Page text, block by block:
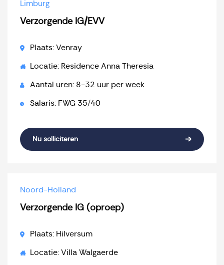
Limburg
Verzorgende IG/EVV
Plaats: Venray
Locatie: Residence Anna Theresia
Aantal uren: 8-32 uur per week
Salaris: FWG 35/40
Nu solliciteren
Noord-Holland
Verzorgende IG (oproep)
Plaats: Hilversum
Locatie: Villa Walgaerde